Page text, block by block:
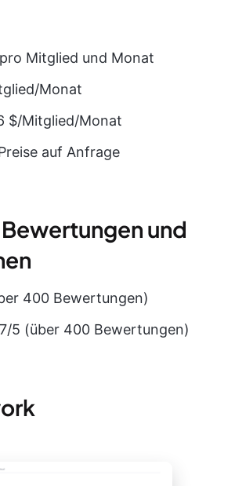
Mitglied und Monat
Monat
$/Mitglied/Monat
auf Anfrage
und
400 Bewertungen)
5 (über 400 Bewertungen)